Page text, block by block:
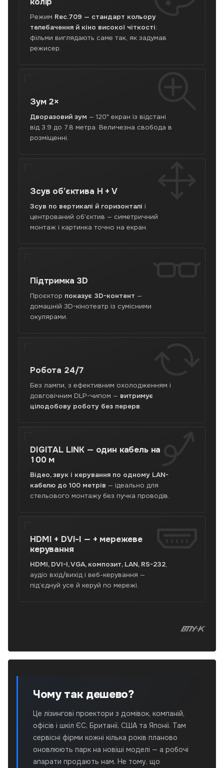
Режим Rec.709 — стандарт кольору
телебачення й кіно високої чіткості:
фільми виглядають саме так, як задумав
режисер.
Зум 2×
Дворазовий зум — 120" екран із відстані
від 3.9 до 7.8 метра. Величезна свобода в
розміщенні.
Зсув об’єктива H + V
Зсув по вертикалі й горизонталі і
центрований об’єктив — симетричний
монтаж і картинка точно на екран.
Підтримка 3D
Проєктор показує 3D-контент —
домашній 3D-кінотеатр із сумісними
окулярами.
Робота 24/7
Без лампи, з ефективним охолодженням і
довговічним DLP-чипом — витримує
цілодобову роботу без перерв.
DIGITAL LINK — один кабель на
100 м
Відео, звук і керування по одному LAN-
кабелю до 100 метрів — ідеально для
стельового монтажу без пучка проводів.
HDMI + DVI-I — + мережеве
керування
HDMI, DVI-I, VGA, композит, LAN, RS-232,
аудіо вхід/вихід і веб-керування —
під’єднуй усе й керуй по мережі.
Чому так дешево?
Це лізингові проектори з домівок, компаній,
офісів і шкіл ЄС, Британії, США та Японії. Там
сервісні фірми кожні кілька років планово
оновлюють парк на новіші моделі — а робочі
апарати продають нам. Не тому, що